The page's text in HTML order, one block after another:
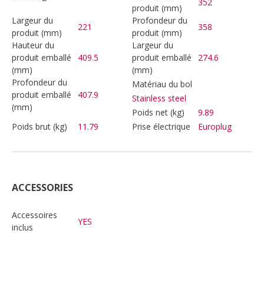
produit (mm)
Largeur du
produit (mm)
221
Profondeur du
produit (mm)
358
Hauteur du
produit emballé
(mm)
409.5
Largeur du
produit emballé
(mm)
274.6
Profondeur du
produit emballé
(mm)
407.9
Matériau du bol
Stainless steel
Poids net (kg)
9.89
Poids brut (kg)
11.79 Prise électrique Europlug
ACCESSORIES
Accessoires
inclus
YES